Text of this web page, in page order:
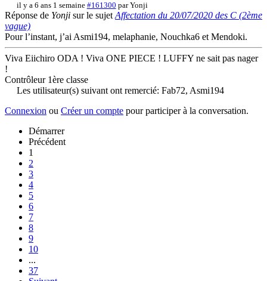
il y a 6 ans 1 semaine #161300 parYonji
Réponse de Yonji sur le sujet Affectation du 20/07/2020 des C (2ème
vague)
Pour l’instant, j’ai Asmi194, melaphanie, Nouchka6 et Mendoki.
Viva Eiichiro ODA ! Viva ONE PIECE ! LUFFY ne sait pas nager
!
Contrôleur 1ère classe
Les utilisateur(s) suivant ont remercié: Fab72, Asmi194
Connexion ou Créer un compte pour participer à la conversation.
Démarrer
Précédent
1
2
3
4
5
6
7
8
9
10
...
37